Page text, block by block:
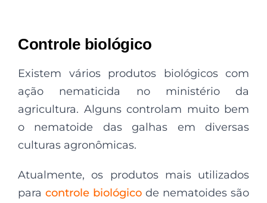
Controle biológico
Existem vários produtos biológicos com
ação nematicida no ministério da
agricultura. Alguns controlam muito bem
o nematoide das galhas em diversas
culturas agronômicas.
Atualmente, os produtos mais utilizados
para controle biológico de nematoides são